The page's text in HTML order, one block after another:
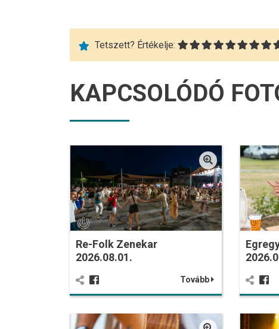
Tetszett? Értékelje:
KAPCSOLÓDÓ
Re-Folk Zenekar
2026.08.01.
Tovább